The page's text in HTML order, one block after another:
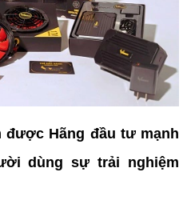
Hãng đầu tư mạnh
dùng sự trải nghiệm